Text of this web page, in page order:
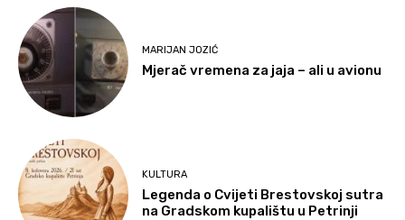
MARIJAN JOZIĆ
Mjerač vremena za jaja – ali u avionu
KULTURA
Legenda o Cvijeti Brestovskoj sutra
na Gradskom kupalištu u Petrinji